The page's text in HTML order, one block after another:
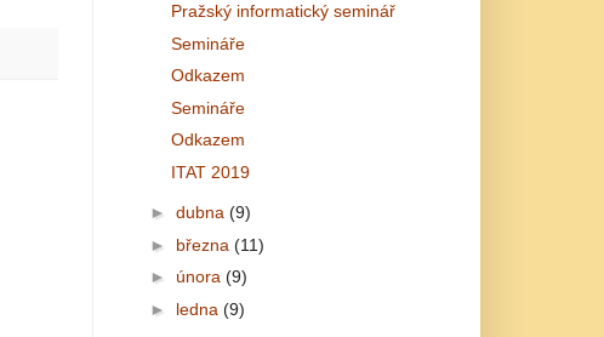
Pražský informatický seminář
Semináře
Odkazem
Semináře
Odkazem
ITAT 2019
► dubna (9)
► března (11)
► února (9)
► ledna (9)